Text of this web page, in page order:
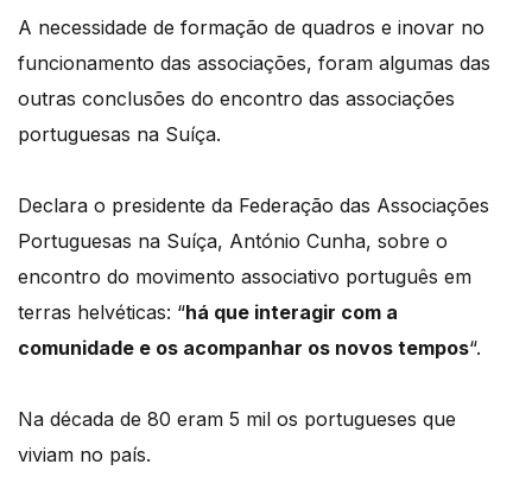
A necessidade de formação de quadros e inovar no
funcionamento das associações, foram algumas das
outras conclusões do encontro das associações
portuguesas na Suíça.
Declara o presidente da Federação das Associações
Portuguesas na Suíça, António Cunha, sobre o
encontro do movimento associativo português em
terras helvéticas: “há que interagir com a
comunidade e os acompanhar os novos tempos“.
Na década de 80 eram 5 mil os portugueses que
viviam no país.